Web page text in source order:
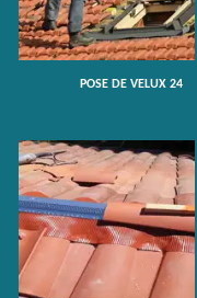
POSE DE VELUX 24